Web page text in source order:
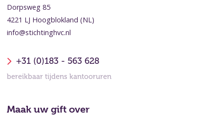
Dorpsweg 85
4221 LJ Hoogblokland (NL)
info@stichtinghvc.nl
+31 (0)183 - 563 628
bereikbaar tijdens kantooruren
Maak uw gift over